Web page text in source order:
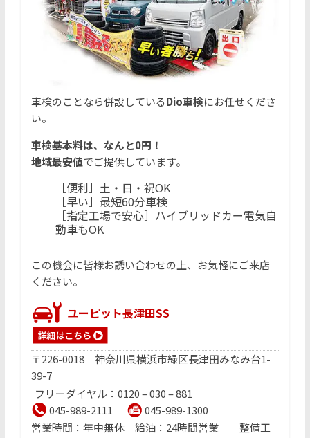
車検のことなら併設しているDio車検にお任せくださ
い。
車検基本料は、なんと0円！
地域最安値でご提供しています。
［便利］土・日・祝OK
［早い］最短60分車検
［指定工場で安心］ハイブリッドカー電気自
動車もOK
この機会に皆様お誘い合わせの上、お気軽にご来店
ください。
ユーピット長津田SS
〒226-0018 神奈川県横浜市緑区長津田みなみ台1-
39-7
フリーダイヤル：0120 – 030 – 881
045-989-2111
045-989-1300
営業時間：年中無休 給油：24時間営業 整備工